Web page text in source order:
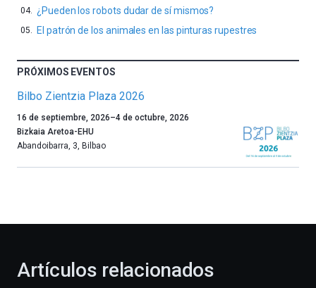
¿Pueden los robots dudar de sí mismos?
El patrón de los animales en las pinturas rupestres
PRÓXIMOS EVENTOS
Bilbo Zientzia Plaza 2026
Un
año
más,
celebración
16 de septiembre, 2026–4 de octubre, 2026
Bizkaia Aretoa-EHU
Abandoibarra, 3 Bilbao
Artículos relacionados